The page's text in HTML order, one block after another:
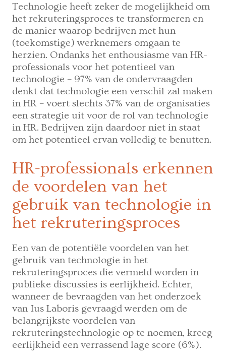
Technologie heeft zeker de mogelijkheid om
het rekruteringsproces te transformeren en
de manier waarop bedrijven met hun
(toekomstige) werknemers omgaan te
herzien. Ondanks het enthousiasme van HR-
professionals voor het potentieel van
technologie – 97% van de ondervraagden
denkt dat technologie een verschil zal maken
in HR – voert slechts 37% van de organisaties
een strategie uit voor de rol van technologie
in HR. Bedrijven zijn daardoor niet in staat
om het potentieel ervan volledig te benutten.
HR-professionals erkennen
de voordelen van het
gebruik van technologie in
het rekruteringsproces
Een van de potentiële voordelen van het
gebruik van technologie in het
rekruteringsproces die vermeld worden in
publieke discussies is eerlijkheid. Echter,
wanneer de bevraagden van het onderzoek
van Ius Laboris gevraagd werden om de
belangrijkste voordelen van
rekruteringstechnologie op te noemen, kreeg
eerlijkheid een verrassend lage score (6%).